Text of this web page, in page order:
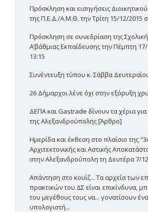
Πρόσκληση και εισηγήσεις
της Π.Ε.Δ./Α.Μ.Θ. την Τρίτη 15/12/2015
Πρόσκληση σε συνεδρίαση της
Α’βάθμιας Εκπαίδευσης την Πέμπτη
13:15
Συνέντευξη τύπου κ. Σάββα
26 Δήμαρχοι λένε όχι στην εξόρυξη
ΔΕΠΑ και Gastrade δίνουν τα χέρια για
της Αλεξανδρούπολης [Άρθρο]
Ημερίδα και έκθεση στο πλαίσιο της
Αρχιτεκτονικής και Αστικής
στην Αλεξανδρούπολη τη Δευτέρα 7/
Απάντηση στο κουίζ... Τα αρχεία των
πρακτικών του ΔΣ είναι επικίνδυνα,
του μεγέθους τους να... γονατίσουν
υπολογιστή...